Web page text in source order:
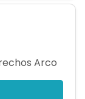
Arco